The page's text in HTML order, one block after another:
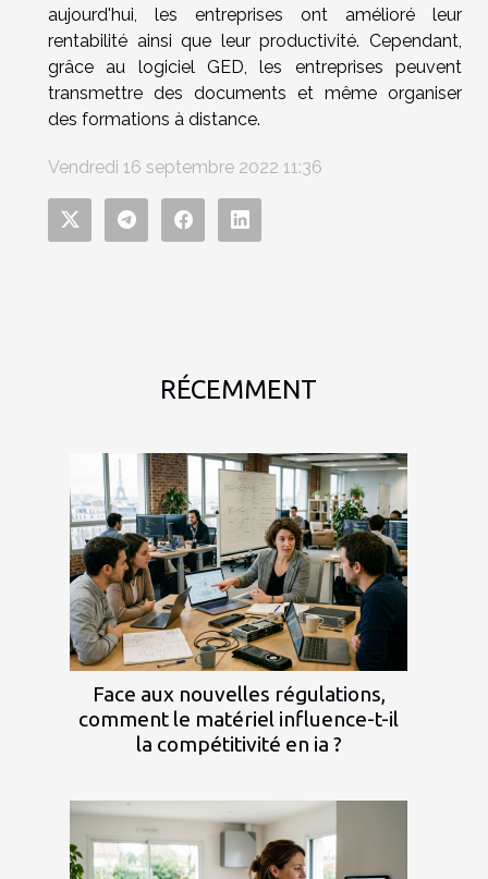
RÉCEMMENT
Face aux nouvelles régulations,
comment le matériel influence-t-il
la compétitivité en ia ?
aujourd'hui, les entreprises ont amélioré leur
rentabilité ainsi que leur productivité. Cependant,
grâce au logiciel GED, les entreprises peuvent
transmettre des documents et même organiser
des formations à distance.
Vendredi 16 septembre 2022 11:36